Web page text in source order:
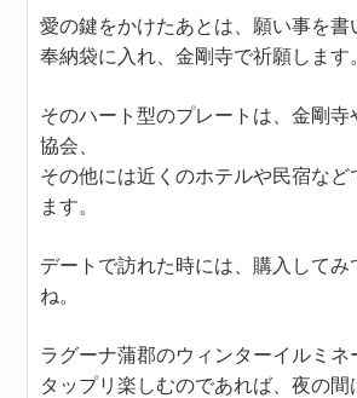
愛の鍵をかけたあとは、願い事を書
奉納袋に入れ、金剛寺で祈願します
そのハート型のプレートは、金剛寺
協会、
その他には近くのホテルや民宿など
ます。
デートで訪れた時には、購入してみ
ね。
ラグーナ蒲郡のウィンターイルミネ
タップリ楽しむのであれば、夜の間